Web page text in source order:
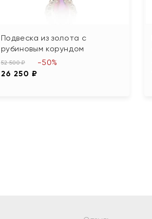
Подвеска из золота с
рубиновым корундом
52 500 ₽
26 250 ₽
-50%